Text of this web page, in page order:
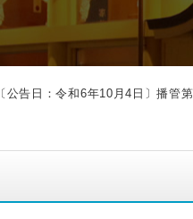
〔公告日：令和6年10月4日〕播